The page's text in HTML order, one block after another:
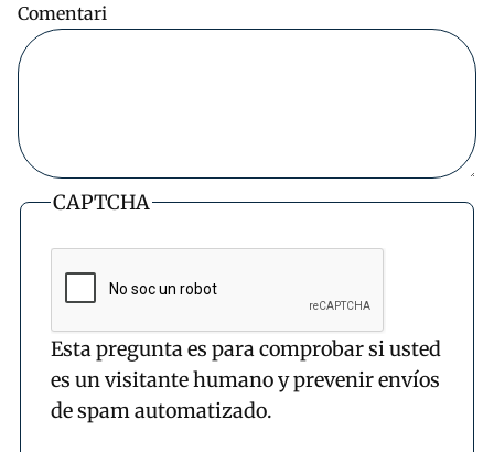
Comentari
CAPTCHA
Esta pregunta es para comprobar si usted
es un visitante humano y prevenir envíos
de spam automatizado.